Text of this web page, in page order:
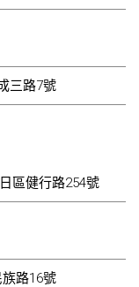
三路7號
區健行路254號
路16號